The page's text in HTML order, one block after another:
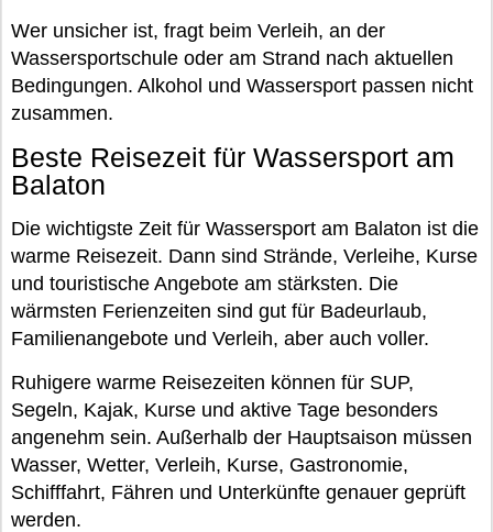
Wer unsicher ist, fragt beim Verleih, an der
Wassersportschule oder am Strand nach aktuellen
Bedingungen. Alkohol und Wassersport passen nicht
zusammen.
Beste Reisezeit für Wassersport am
Balaton
Die wichtigste Zeit für Wassersport am Balaton ist die
warme Reisezeit. Dann sind Strände, Verleihe, Kurse
und touristische Angebote am stärksten. Die
wärmsten Ferienzeiten sind gut für Badeurlaub,
Familienangebote und Verleih, aber auch voller.
Ruhigere warme Reisezeiten können für SUP,
Segeln, Kajak, Kurse und aktive Tage besonders
angenehm sein. Außerhalb der Hauptsaison müssen
Wasser, Wetter, Verleih, Kurse, Gastronomie,
Schifffahrt, Fähren und Unterkünfte genauer geprüft
werden.